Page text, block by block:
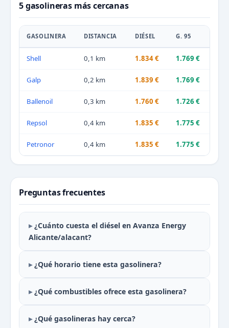
5 gasolineras más cercanas
GASOLINERA DISTANCIA DIÉSEL G. 95
Shell 0,1 km 1.834 € 1.769 €
Galp 0,2 km 1.839 € 1.769 €
Ballenoil 0,3 km 1.760 € 1.726 €
Repsol 0,4 km 1.835 € 1.775 €
Petronor 0,4 km 1.835 € 1.775 €
Preguntas frecuentes
¿Cuánto cuesta el diésel en Avanza Energy
Alicante/alacant?
¿Qué horario tiene esta gasolinera?
¿Qué combustibles ofrece esta gasolinera?
¿Qué gasolineras hay cerca?